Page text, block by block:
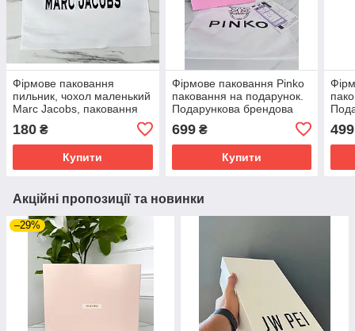
Фірмове паковання
пильник, чохол маленький
Marc Jacobs, паковання
Подарункова брендова
упаковка
180 ₴
Купити
Фірмове паковання Pinko
паковання на подарунок.
Подарункова брендова
699₴
Купити
499
Акційні пропозиції та новинки
–29%